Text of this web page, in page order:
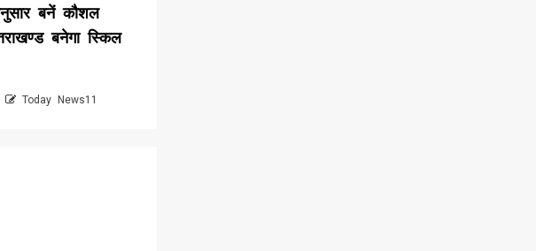
बनें कौशल
बनेगा स्किल
Today News11